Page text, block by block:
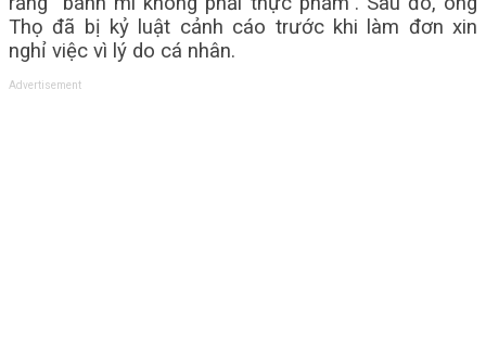
Thọ đã bị kỷ luật cảnh cáo trước khi làm đơn xin
nghỉ việc vì lý do cá nhân.
Advertisement